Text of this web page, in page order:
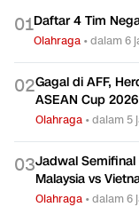
01Daftar 4 Tim
Olahraga •dalam 6
02Gagal di AFF,
ASEAN Cup 2026
Olahraga •dalam 5
03Jadwal Semifinal
Malaysia vs
Olahraga •dalam 6